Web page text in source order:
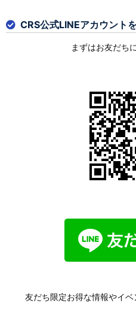
CRS公式LINEアカウント
まずはお友だち
友だち限定お得な情報やイベ